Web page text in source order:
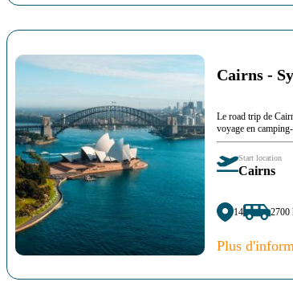
Cairns -
Le road trip de
voyage en
Start location
Cairns
14 2700
Plus